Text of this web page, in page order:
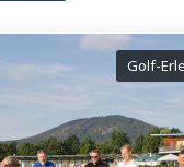
Golf-